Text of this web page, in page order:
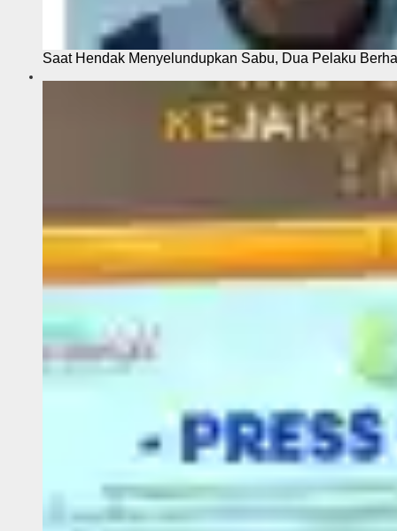
Saat Hendak Menyelundupkan Sabu, Dua Pelaku